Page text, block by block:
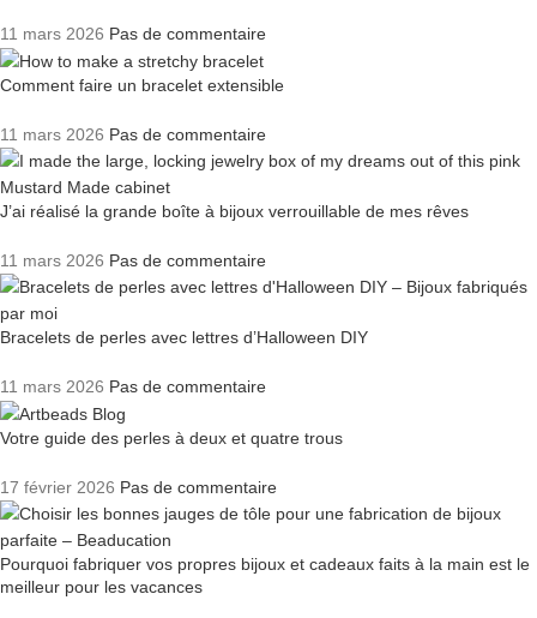
11 mars 2026 Pas de commentaire
Comment faire un bracelet extensible
11 mars 2026 Pas de commentaire
J’ai réalisé la grande boîte à bijoux verrouillable de mes rêves
11 mars 2026 Pas de commentaire
Bracelets de perles avec lettres d’Halloween DIY
11 mars 2026 Pas de commentaire
Votre guide des perles à deux et quatre trous
17 février 2026 Pas de commentaire
Pourquoi fabriquer vos propres bijoux et cadeaux faits à la main est le
meilleur pour les vacances